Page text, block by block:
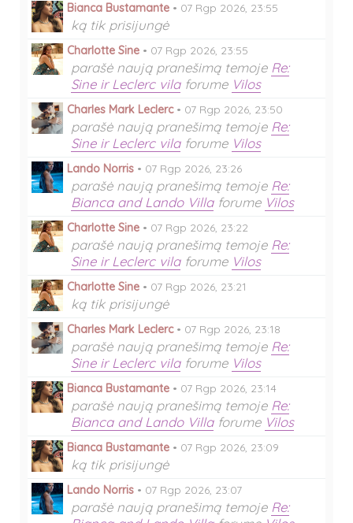
Bianca Bustamante • 07 Rgp 2026, 23:55
ką tik prisijungė
Charlotte Sine • 07 Rgp 2026, 23:55
parašė naują pranešimą temoje Re:
Sine ir Leclerc vilaforume Vilos
Charles Mark Leclerc• 07 Rgp 2026, 23:50
parašė naują pranešimą temoje Re:
Sine ir Leclerc vilaforume Vilos
Lando Norris • 07 Rgp 2026, 23:26
parašė naują pranešimą temoje Re:
Bianca and Lando Villaforume Vilos
Charlotte Sine • 07 Rgp 2026, 23:22
parašė naują pranešimą temoje Re:
Sine ir Leclerc vilaforume Vilos
Charlotte Sine • 07 Rgp 2026, 23:21
ką tik prisijungė
Charles Mark Leclerc• 07 Rgp 2026, 23:18
parašė naują pranešimą temoje Re:
Sine ir Leclerc vilaforume Vilos
Bianca Bustamante • 07 Rgp 2026, 23:14
parašė naują pranešimą temoje Re:
Bianca and Lando Villaforume Vilos
Bianca Bustamante • 07 Rgp 2026, 23:09
ką tik prisijungė
Lando Norris • 07 Rgp 2026, 23:07
parašė naują pranešimą temoje Re: